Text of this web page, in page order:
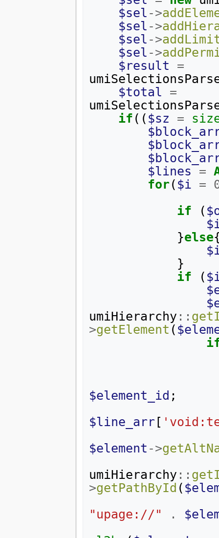
$sel ->
$sel ->
$sel ->
$sel ->
$result
=
$total
=
if (( $sz =
$lines
=
for ( $i =
if
(
}else
}
if
(
umiHierarchy ::
>getElement (
$element_id ;
$line_arr [
$element ->
umiHierarchy ::
>getPathById (
"upage://"
.